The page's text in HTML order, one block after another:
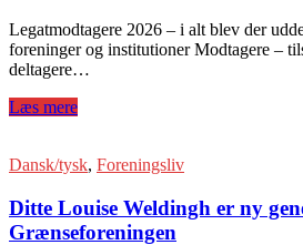
Legatmodtagere 2026 – i alt blev der
foreninger og institutioner Modtagere –
deltagere…
Læs mere
Dansk/tysk, Foreningsliv
Ditte Louise Weldingh er ny
Grænseforeningen